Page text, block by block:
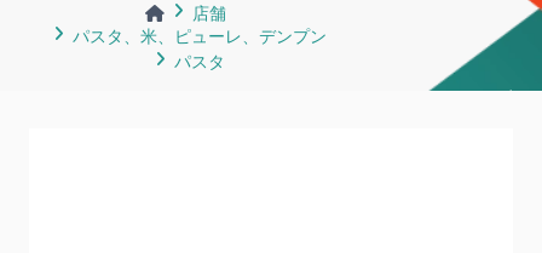
店舗
パスタ、米、ピューレ、デンプン
パスタ